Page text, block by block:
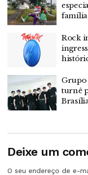
Rock
Grupo
turnê
Deixe um
O seu endereço de e-